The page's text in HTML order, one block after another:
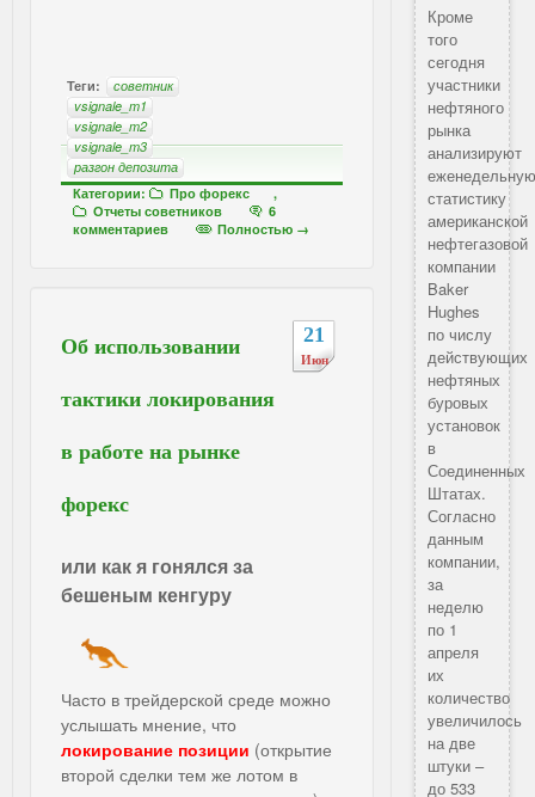
Теги:
советник
vsignale_m1
vsignale_m2
vsignale_m3
разгон депозита
Категории:
Про форекс
,
Отчеты советников
6
комментариев
Полностью →
21
Июн
Об использовании
тактики локирования
в работе на рынке
форекс
или как я гонялся за
бешеным кенгуру
Часто в трейдерской среде можно
услышать мнение, что
локирование позиции (открытие
второй сделки тем же лотом в
Кроме
того
сегодня
участники
нефтяного
рынка
анализируют
статистику
американской
нефтегазовой
компании
Baker
Hughes
по числу
действующих
нефтяных
буровых
установок
в
Соединенных
Штатах.
Согласно
данным
компании,
за
неделю
по 1
апреля
их
количество
увеличилось
на две
штуки –
до 533